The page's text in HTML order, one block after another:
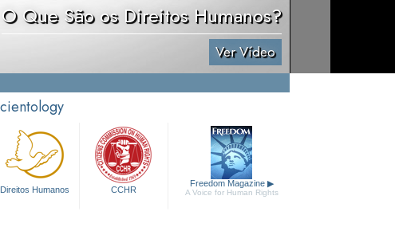
O Que São os Direitos Humanos?
Ver Vídeo
Direitos Humanos CCHR
Freedom Magazine ▶
A Voice for Human Rights